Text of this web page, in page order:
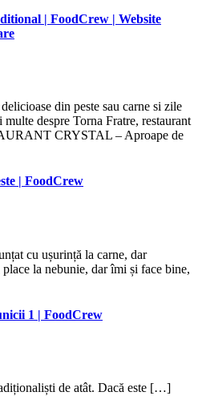
| FoodCrew | Website
din peste sau carne si zile
despre Torna Fratre, restaurant
CRYSTAL – Aproape de
| FoodCrew
cu ușurință la carne, dar
la nebunie, dar îmi și face bine,
1 | FoodCrew
de atât. Dacă este […]